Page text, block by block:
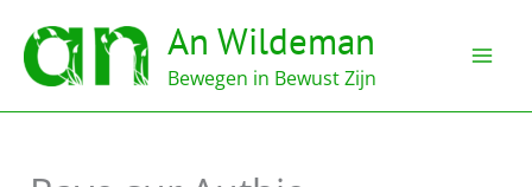
naar
inhoud
An Wildeman
Bewegen in Bewust Zijn